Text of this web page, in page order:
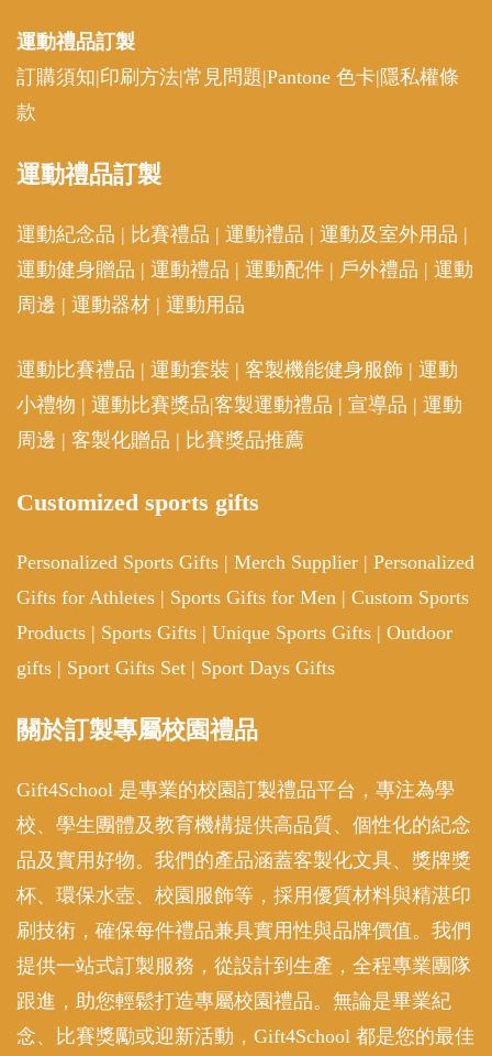
運動禮品訂製
訂購須知|印刷方法|常見問題|Pantone 色卡| 隱私權條
款
運動禮品訂製
運動紀念品 | 比賽禮品 | 運動禮品 | 運動及室外用品 |
運動健身贈品 | 運動禮品 | 運動配件 | 戶外禮品 | 運動
周邊 | 運動器材 | 運動用品
運動比賽禮品 | 運動套裝 | 客製機能健身服飾 | 運動
小禮物 | 運動比賽獎品|客製運動禮品 | 宣導品 | 運動
周邊 | 客製化贈品 | 比賽獎品推薦
Customized sports gifts
Personalized Sports Gifts | Merch Supplier | Personalized
Gifts for Athletes | Sports Gifts for Men | Custom Sports
Products | Sports Gifts | Unique Sports Gifts | Outdoor
gifts | Sport Gifts Set | Sport Days Gifts
關於訂製專屬校園禮品
Gift4School 是專業的校園訂製禮品平台，專注為學
校、學生團體及教育機構提供高品質、個性化的紀念
品及實用好物。我們的產品涵蓋客製化文具、獎牌獎
杯、環保水壺、校園服飾等，採用優質材料與精湛印
刷技術，確保每件禮品兼具實用性與品牌價值。我們
提供一站式訂製服務，從設計到生產，全程專業團隊
跟進，助您輕鬆打造專屬校園禮品。無論是畢業紀
念、比賽獎勵或迎新活動，Gift4School 都是您的最佳